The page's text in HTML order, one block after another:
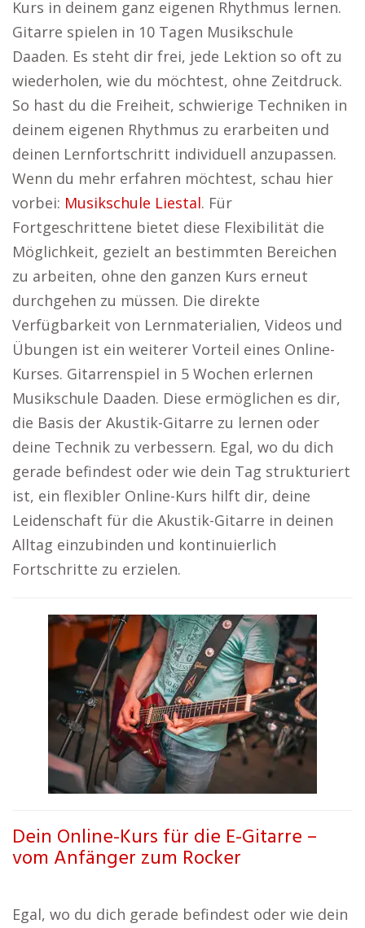
Kurs in deinem ganz eigenen Rhythmus lernen.
Gitarre spielen in 10 Tagen Musikschule
Daaden. Es steht dir frei, jede Lektion so oft zu
wiederholen, wie du möchtest, ohne Zeitdruck.
So hast du die Freiheit, schwierige Techniken in
deinem eigenen Rhythmus zu erarbeiten und
deinen Lernfortschritt individuell anzupassen.
Wenn du mehr erfahren möchtest, schau hier
vorbei: Musikschule Liestal. Für
Fortgeschrittene bietet diese Flexibilität die
Möglichkeit, gezielt an bestimmten Bereichen
zu arbeiten, ohne den ganzen Kurs erneut
durchgehen zu müssen. Die direkte
Verfügbarkeit von Lernmaterialien, Videos und
Übungen ist ein weiterer Vorteil eines Online-
Kurses. Gitarrenspiel in 5 Wochen erlernen
Musikschule Daaden. Diese ermöglichen es dir,
die Basis der Akustik-Gitarre zu lernen oder
deine Technik zu verbessern. Egal, wo du dich
gerade befindest oder wie dein Tag strukturiert
ist, ein flexibler Online-Kurs hilft dir, deine
Leidenschaft für die Akustik-Gitarre in deinen
Alltag einzubinden und kontinuierlich
Fortschritte zu erzielen.
Dein Online-Kurs für die E-Gitarre –
vom Anfänger zum Rocker
Egal, wo du dich gerade befindest oder wie dein